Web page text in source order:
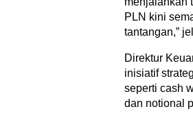
PLN kini
tantangan,”
Direktur
inisiatif
seperti cash
dan notional